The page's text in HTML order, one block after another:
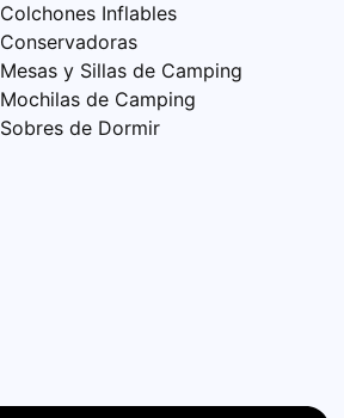
Colchones Inflables
Conservadoras
Mesas y Sillas de Camping
Mochilas de Camping
Sobres de Dormir